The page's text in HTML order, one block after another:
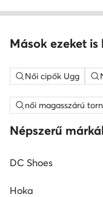
Mások ezeket is
Női cipők Ugg
női magasszárú
Népszerű
DC Shoes
Hoka